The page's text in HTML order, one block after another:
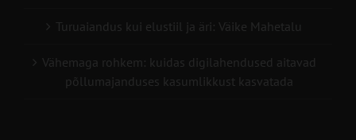
Turuaiandus kui elustiil ja äri: Väike Mahetalu
Vähemaga rohkem: kuidas digilahendused aitavad
põllumajanduses kasumlikkust kasvatada